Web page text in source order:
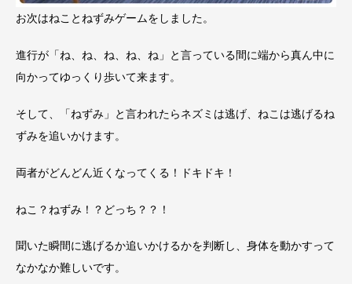
お次はねことねずみゲームをしました。
進行が「ね、ね、ね、ね、ね」と言っている間に端から真ん中に
向かってゆっくり歩いて来ます。
そして、「ねずみ」と言われたらネズミは逃げ、ねこは逃げるね
ずみを追いかけます。
両者がどんどん近くなってくる！ドキドキ！
ねこ？ねずみ！？どっち？？！
聞いた瞬間に逃げるか追いかけるかを判断し、身体を動かすって
なかなか難しいです。